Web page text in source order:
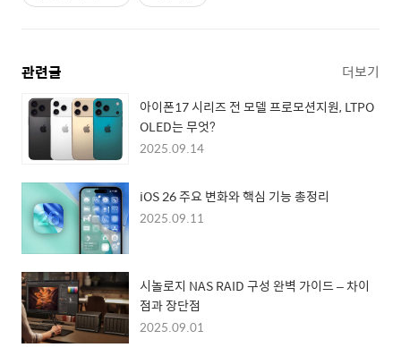
관련글 더보기
아이폰17 시리즈 전 모델 프로모션지원, LTPO
OLED는 무엇?
2025.09.14
iOS 26 주요 변화와 핵심 기능 총정리
2025.09.11
시놀로지 NAS RAID 구성 완벽 가이드 – 차이
점과 장단점
2025.09.01